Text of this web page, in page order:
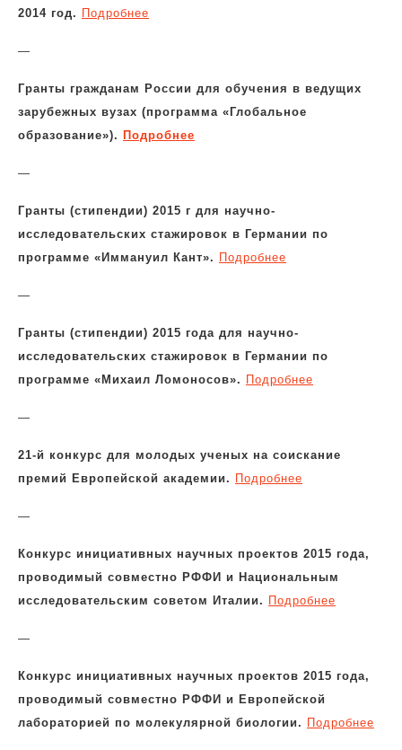
2014 год. Подробнее
—
Гранты гражданам России для обучения в ведущих
зарубежных вузах (программа «Глобальное
образование»). Подробнее
—
Гранты (стипендии) 2015 г для научно-
исследовательских стажировок в Германии по
программе «Иммануил Кант». Подробнее
—
Гранты (стипендии) 2015 года для научно-
исследовательских стажировок в Германии по
программе «Михаил Ломоносов». Подробнее
—
21-й конкурс для молодых ученых на соискание
премий Европейской академии. Подробнее
—
Конкурс инициативных научных проектов 2015 года,
проводимый совместно РФФИ и Национальным
исследовательским советом Италии. Подробнее
—
Конкурс инициативных научных проектов 2015 года,
проводимый совместно РФФИ и Европейской
лабораторией по молекулярной биологии. Подробнее